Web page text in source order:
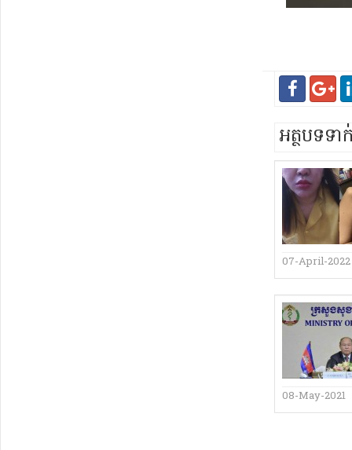
អត្ថបទទ
07-April-2022
08-May-2021